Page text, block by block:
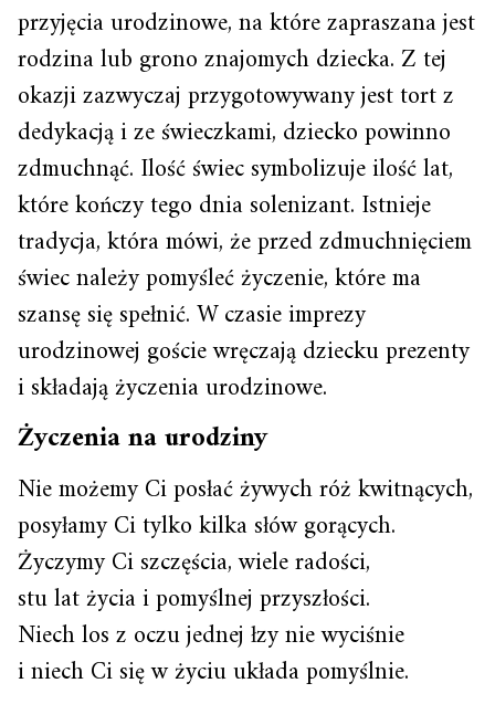
przyjęcia urodzinowe, na które zapraszana jest
rodzina lub grono znajomych dziecka. Z tej
okazji zazwyczaj przygotowywany jest tort z
dedykacją i ze świeczkami, dziecko powinno
zdmuchnąć. Ilość świec symbolizuje ilość lat,
które kończy tego dnia solenizant. Istnieje
tradycja, która mówi, że przed zdmuchnięciem
świec należy pomyśleć życzenie, które ma
szansę się spełnić. W czasie imprezy
urodzinowej goście wręczają dziecku prezenty
i składają życzenia urodzinowe.
Życzenia na urodziny
Nie możemy Ci posłać żywych róż kwitnących,
posyłamy Ci tylko kilka słów gorących.
Życzymy Ci szczęścia, wiele radości,
stu lat życia i pomyślnej przyszłości.
Niech los z oczu jednej łzy nie wyciśnie
i niech Ci się w życiu układa pomyślnie.